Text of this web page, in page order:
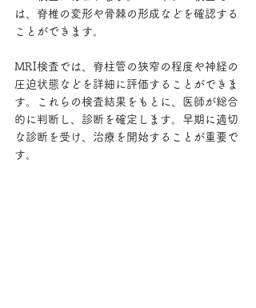
は、脊椎の変形や骨棘の形成などを確認する
ことができます。
MRI検査では、脊柱管の狭窄の程度や神経の
圧迫状態などを詳細に評価することができま
す。これらの検査結果をもとに、医師が総合
的に判断し、診断を確定します。早期に適切
な診断を受け、治療を開始することが重要で
す。